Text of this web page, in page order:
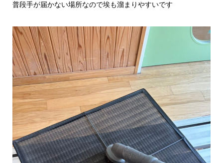
普段手が届かない場所なので埃も溜まりやすいです